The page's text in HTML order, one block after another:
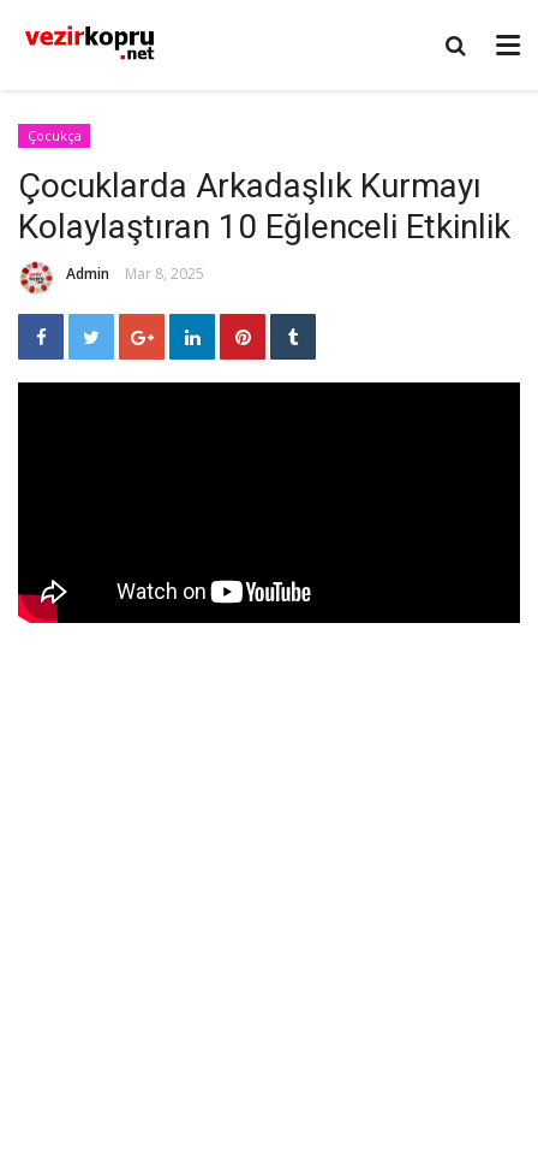
Çocukça
Çocuklarda Arkadaşlık Kurmayı
Kolaylaştıran 10 Eğlenceli Etkinlik
Admin Mar 8, 2025